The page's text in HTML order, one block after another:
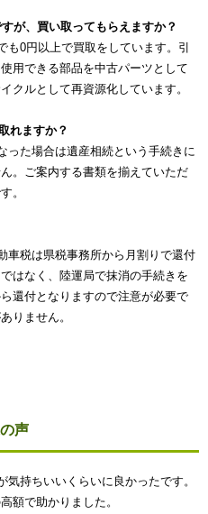
が、買い取ってもらえますか？
0円以上で買取をしています。引
用できる部品を中古パーツとして
クルとして再資源化しています。
れますか？
た場合は遺産相続という手続きに
。ご案内する書類を揃えていただ
。
税は県税事務所から月割りで還付
はなく、陸運局で抹消の手続きを
還付となりますので注意が必要で
りません。
声
持ちいいくらいに良かったです。
額で助かりました。